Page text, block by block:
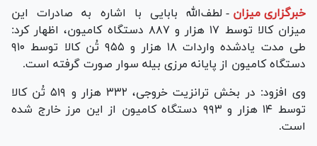
خبرگزاری میزان - لطف‌الله بابایی با اشاره به صادرات این
میزان کالا توسط ۱۷ هزار و ۸۸۷ دستگاه کامیون، اظهار کرد:
طی مدت یادشده واردات ۱۸ هزار و ۹۵۵ تُن کالا توسط ۹۱۰
دستگاه کامیون از پایانه مرزی بیله سوار صورت گرفته است.
‌وی افزود: در بخش ترانزیت خروجی، ۳۳۲ هزار و ۵۱۹ تُن کالا
توسط ۱۴ هزار و ۹۹۳ دستگاه کامیون از این مرز خارج شده
است.